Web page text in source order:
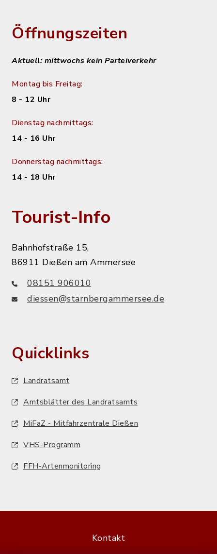
Öffnungszeiten
Aktuell: mittwochs kein Parteiverkehr
Montag bis Freitag:
8 - 12 Uhr
Dienstag nachmittags:
14 - 16 Uhr
Donnerstag nachmittags:
14 - 18 Uhr
Tourist-Info
Bahnhofstraße 15,
86911 Dießen am Ammersee
08151 906010
diessen@starnbergammersee.de
Quicklinks
Landratsamt
Amtsblätter des Landratsamts
MiFaZ - Mitfahrzentrale Dießen
VHS-Programm
FFH-Artenmonitoring
Kontakt